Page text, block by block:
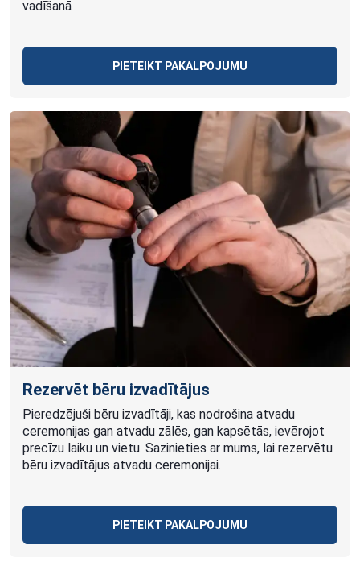
vadīšanā
PIETEIKT PAKALPOJUMU
Rezervēt bēru izvadītājus
Pieredzējuši bēru izvadītāji, kas nodrošina atvadu
ceremonijas gan atvadu zālēs, gan kapsētās, ievērojot
precīzu laiku un vietu. Sazinieties ar mums, lai rezervētu
bēru izvadītājus atvadu ceremonijai.
PIETEIKT PAKALPOJUMU